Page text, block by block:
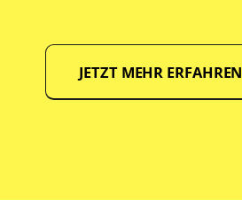
JETZT MEHR ERFAHREN